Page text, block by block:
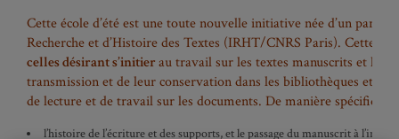
Cette école d’été est une toute nouvelle initiative née d’un
Recherche et d’Histoire des Textes (IRHT/CNRS Paris). Cette
celles désirant s’initierau travail sur les textes manuscrits et les
transmission et de leur conservation dans les bibliothèques et
de lecture et de travail sur les documents. De manière
l’histoire de l’écriture et des supports, et le passage du manuscrit à